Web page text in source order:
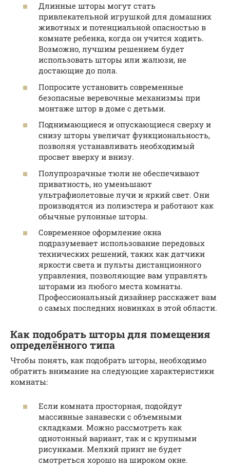
Длинные шторы могут стать
привлекательной игрушкой для домашних
животных и потенциальной опасностью в
комнате ребенка, когда он учится ходить.
Возможно, лучшим решением будет
использовать шторы или жалюзи, не
достающие до пола.
Попросите установить современные
безопасные веревочные механизмы при
монтаже штор в доме с детьми.
Поднимающиеся и опускающиеся сверху и
снизу шторы увеличат функциональность,
позволяя устанавливать необходимый
просвет вверху и внизу.
Полупрозрачные тюли не обеспечивают
приватность, но уменьшают
ультрафиолетовые лучи и яркий свет. Они
производятся из полиэстера и работают как
обычные рулонные шторы.
Современное оформление окна
подразумевает использование передовых
технических решений, таких как датчики
яркости света и пульты дистанционного
управления, позволяющие вам управлять
шторами из любого места комнаты.
Профессиональный дизайнер расскажет вам
о самых последних новинках в этой области.
Как подобрать шторы для помещения
определённого типа
Чтобы понять, как подобрать шторы, необходимо
обратить внимание на следующие характеристики
комнаты:
Если комната просторная, подойдут
массивные занавески с объемными
складками. Можно рассмотреть как
однотонный вариант, так и с крупными
рисунками. Мелкий принт не будет
смотреться хорошо на широком окне.